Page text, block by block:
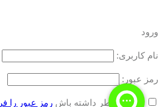
ورود
نام کاربری:
رمز عبور:
مرا به خاطر داشته باش رمز عبور را